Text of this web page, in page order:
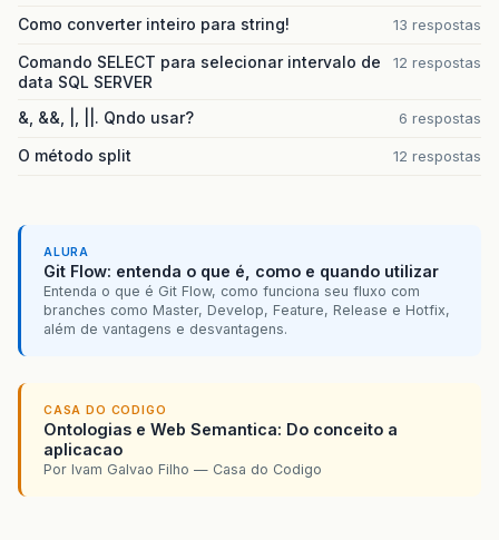
Como converter inteiro para string! 13 respostas
Comando SELECT para selecionar intervalo de
data SQL SERVER
12 respostas
&, &&, |, ||. Qndo usar? 6 respostas
O método split 12 respostas
ALURA
Git Flow: entenda o que é, como e quando utilizar
Entenda o que é Git Flow, como funciona seu fluxo com
branches como Master, Develop, Feature, Release e Hotfix,
além de vantagens e desvantagens.
CASA DO CODIGO
Ontologias e Web Semantica: Do conceito a
aplicacao
Por Ivam Galvao Filho — Casa do Codigo